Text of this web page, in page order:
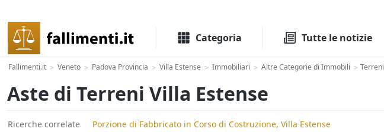
Categoria Tutte le notizie
Fallimenti.it > Veneto > Padova Provincia > Villa Estense > Immobiliari > Altre Categorie di Immobili > Terreni
Aste di Terreni Villa Estense
Ricerche correlate Porzione di Fabbricato in Corso di Costruzione, Villa Estense